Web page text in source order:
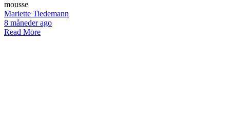
mousse
Mariette Tiedemann
8 måneder ago
Read More